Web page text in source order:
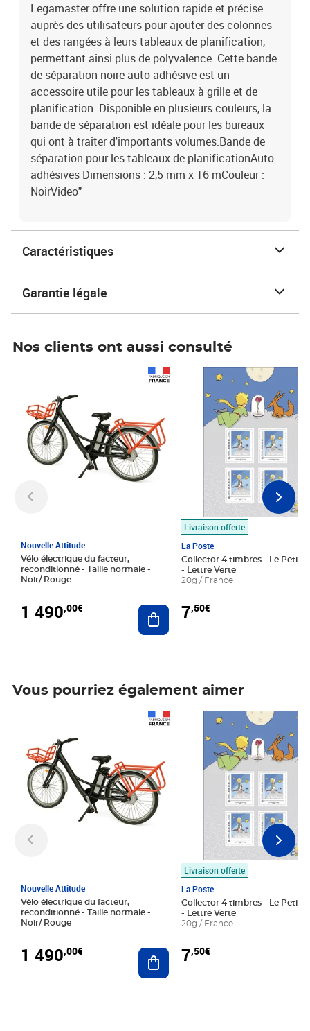
Legamaster offre une solution rapide et précise
auprès des utilisateurs pour ajouter des colonnes
et des rangées à leurs tableaux de planification,
permettant ainsi plus de polyvalence. Cette bande
de séparation noire auto-adhésive est un
accessoire utile pour les tableaux à grille et de
planification. Disponible en plusieurs couleurs, la
bande de séparation est idéale pour les bureaux
qui ont à traiter d'importants volumes.Bande de
séparation pour les tableaux de planificationAuto-
adhésives Dimensions : 2,5 mm x 16 mCouleur :
NoirVideo"
Caractéristiques
Garantie légale
Nos clients ont aussi consulté
Nouvelle Attitude
Vélo électrique du facteur,
reconditionné - Taille normale -
Noir/ Rouge
1 490,00€ Ajouter au panier
Livraison offerte
La Poste
Collector 4 timbres - Le Petit
- Lettre Verte
20g / France
7,50€
Prix 7,50€
Vous pourriez également aimer
Nouvelle Attitude
Vélo électrique du facteur,
reconditionné - Taille normale -
Noir/ Rouge
1 490,00€ Ajouter au panier
Livraison offerte
La Poste
Collector 4 timbres - Le Petit
- Lettre Verte
20g / France
7,50€
Prix 7,50€